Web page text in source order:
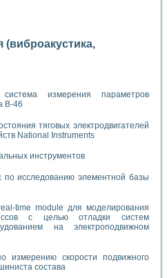
система измерения параметров
В-46
тяговых электродвигателей
National Instruments
инструментов
по исследованию элементной базы
time module для моделирования
с целью отладки систем
на электроподвижном
измерению скорости подвижного
состава